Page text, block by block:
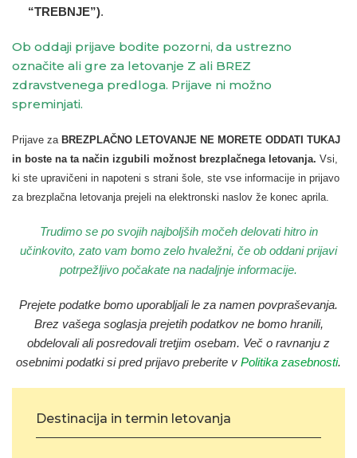
“TREBNJE”).
Ob oddaji prijave bodite pozorni, da ustrezno
označite ali gre za letovanje Z ali BREZ
zdravstvenega predloga. Prijave ni možno
spreminjati.
Prijave za BREZPLAČNO LETOVANJE NE MORETE ODDATI TUKAJ
in boste na ta način izgubili možnost brezplačnega letovanja. Vsi,
ki ste upravičeni in napoteni s strani šole, ste vse informacije in prijavo
za brezplačna letovanja prejeli na elektronski naslov že konec aprila.
Trudimo se po svojih najboljših močeh delovati hitro in
učinkovito, zato vam bomo zelo hvaležni, če ob oddani prijavi
potrpežljivo počakate na nadaljnje informacije.
Prejete podatke bomo uporabljali le za namen povpraševanja.
Brez vašega soglasja prejetih podatkov ne bomo hranili,
obdelovali ali posredovali tretjim osebam. Več o ravnanju z
osebnimi podatki si pred prijavo preberite v Politika zasebnosti.
Destinacija in termin letovanja